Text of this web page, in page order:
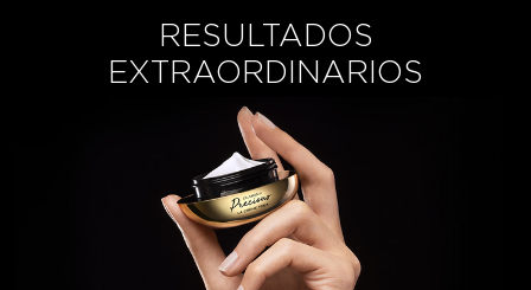
RESULTADOS
EXTRAORDINARIOS